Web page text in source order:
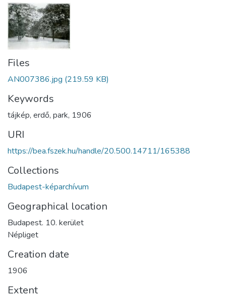
About us
Files
AN007386.jpg (219.59 KB)
Keywords
tájkép, erdő, park, 1906
URI
https://bea.fszek.hu/handle/20.500.14711/165388
Collections
Budapest-képarchívum
Geographical location
Budapest. 10. kerület
Népliget
Creation date
1906
Extent